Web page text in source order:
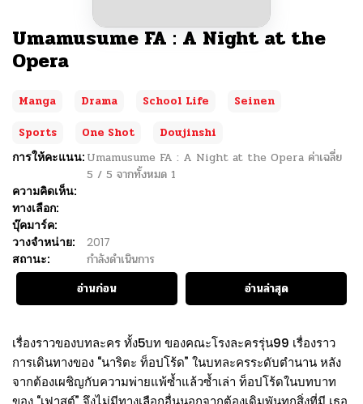
Umamusume FA : A Night at the
Opera
Manga Drama School Life
Seinen
Sports
One Shot
Doujinshi
การให้คะแนน: Umamusume FA : A Night at the Opera ค่าเฉลี่ย
5 / 5 จากทั้งหมด 1
ความคิดเห็น:
ทางเลือก:
บุ๊คมาร์ค:
วางจำหน่าย:
2017
สถานะ:
กำลังดำเนินการ
อ่านก่อน
อ่านล่าสุด
เรื่องราวของบทละคร ทั้ง5บท ของคณะโรงละครรุ่น99 เรื่องราว
การเดินทางของ “นาริตะ ท็อปโร้ด” ในบทละครระดับตำนาน หลัง
จากต้องเผชิญกับความพ่ายแพ้ซ้ำแล้วซ้ำเล่า ท็อปโร้ดในบทบาท